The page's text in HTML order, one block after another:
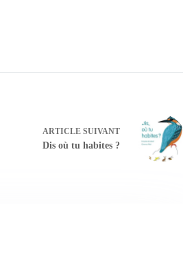
ARTICLESUIVANT
Dis où tu habites ?